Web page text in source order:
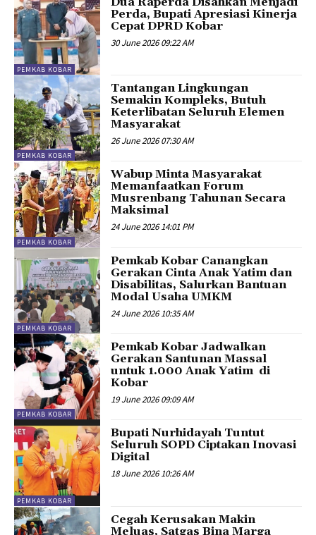
PEMKAB KOBAR
Perda, Bupati Apresiasi Kinerja
Cepat DPRD Kobar
30 June 2026 09:22 AM
PEMKAB KOBAR
Tantangan Lingkungan
Semakin Kompleks, Butuh
Keterlibatan Seluruh Elemen
Masyarakat
26 June 2026 07:30 AM
PEMKAB KOBAR
Wabup Minta Masyarakat
Memanfaatkan Forum
Musrenbang Tahunan Secara
Maksimal
24 June 2026 14:01 PM
PEMKAB KOBAR
Pemkab Kobar Canangkan
Gerakan Cinta Anak Yatim dan
Disabilitas, Salurkan Bantuan
Modal Usaha UMKM
24 June 2026 10:35 AM
PEMKAB KOBAR
Pemkab Kobar Jadwalkan
Gerakan Santunan Massal
untuk 1.000 Anak Yatim di
Kobar
19 June 2026 09:09 AM
PEMKAB KOBAR
Bupati Nurhidayah Tuntut
Seluruh SOPD Ciptakan Inovasi
Digital
18 June 2026 10:26 AM
Cegah Kerusakan Makin
Meluas, Satgas Bina Marga